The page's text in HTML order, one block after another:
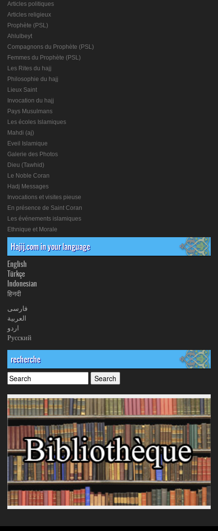
Articles politiques
Articles religieux
Prophète (PSL)
Ahlulbeyt
Compagnons du Prophète (PSL)
Femmes du Prophète (PSL)
Les Rites du hajj
Philosophie du hajj
Lieux Saint
Invocation du hajj
Pays Musulmans
Les écoles Islamiques
Mahdi (aj)
Eveil Islamique
Galerie des Photos
Dieu (Tawhid)
Le Noble Coran
Hadj Messages
Invocations et visites pieuse
En présence de Saint Coran
Les événements islamiques
Ethnique et Morale
Hajij.com in your language
English
Türkçe
Indonesian
हिनदी
فارسی
العربیة
اردو
Русский
recherche